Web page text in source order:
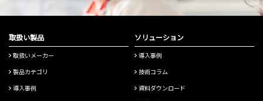
取扱い製品
取扱いメーカー
製品カテゴリ
導入事例
ソリューション
導入事例
技術コラム
資料ダウンロード